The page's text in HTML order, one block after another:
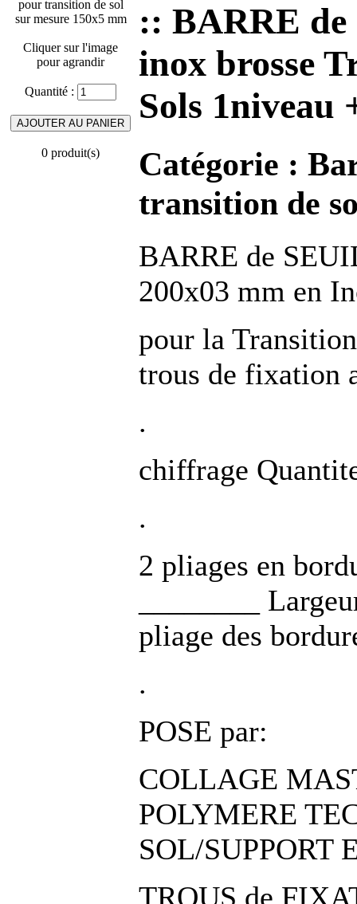
Cliquer sur l'image
pour agrandir
Quantité :
0 produit(s)
:: BARRE
inox brosse
Sols 1niveau
Catégorie :
transition de
BARRE de
200x03 mm en
pour la
trous de fixation
.
chiffrage
.
2 pliages en
________
pliage des
.
POSE par:
COLLAGE
POLYMERE
SOL/SUPPORT
TROUS de